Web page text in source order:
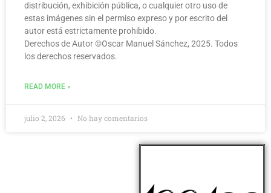
distribución, exhibición pública, o cualquier otro uso de
estas imágenes sin el permiso expreso y por escrito del
autor está estrictamente prohibido.
Derechos de Autor ©️Oscar Manuel Sánchez, 2025. Todos
los derechos reservados.
READ MORE »
julio 2, 2026 No hay comentarios